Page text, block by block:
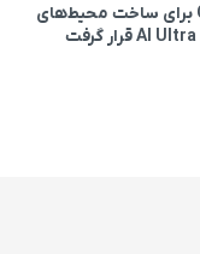
مدل هوش مصنوعی Genie 3 برای ساخت محیط‌های